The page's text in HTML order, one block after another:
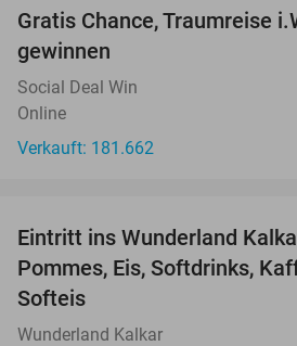
Gratis Chance, Traumreise
gewinnen
Social Deal Win
Online
Verkauft: 181.662
Eintritt ins Wunderland
Pommes, Eis, Softdrinks,
Softeis
Wunderland Kalkar